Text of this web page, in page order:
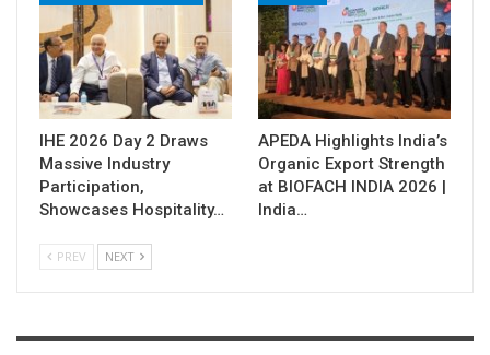
IHE 2026 Day 2 Draws
Massive Industry
Participation,
Showcases Hospitality…
APEDA Highlights India’s
Organic Export Strength
at BIOFACH INDIA 2026 |
India…
PREV NEXT